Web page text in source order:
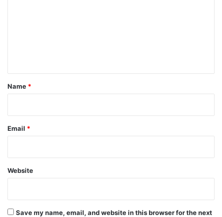
*
Name *
Email *
Website
Save my name, email, and website in this browser for the next